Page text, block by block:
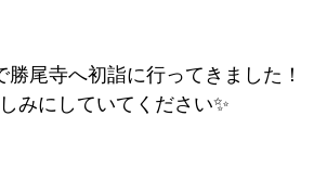
尾寺へ初詣に行ってきました！
みにしていてください✨